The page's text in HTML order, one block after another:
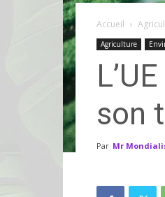
Accueil
Agriculture
son
Par Mr